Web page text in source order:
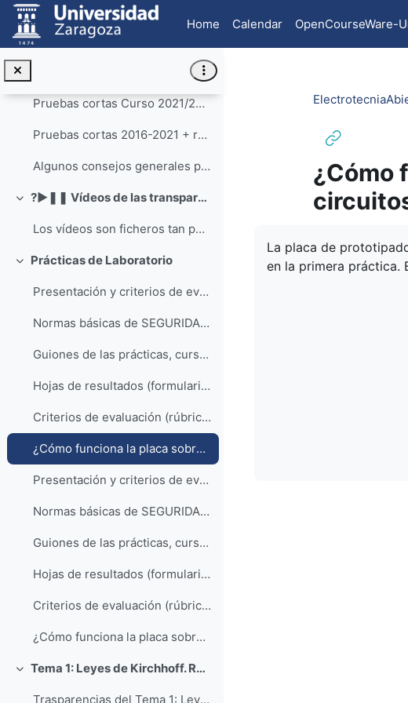
Skip to main content
Home
Calendar OpenCourseWare-
Enunciados de exámenes de cursos anteriores, con resultados
Pruebas cortas Curso 2021/22 (Enunciados, resultados y solución).
Pruebas cortas 2016-2021 + resultados numéricos
Algunos consejos generales para optimizar el aprendizaje (vídeo en inglés)
Collapse ?►❚❚ Vídeos de las transparencias de clase narradas ?▶
Los vídeos son ficheros tan pesados que han tenido...
Collapse
Prácticas de Laboratorio
Presentación y criterios de evaluación del Curso 2021_22.
Normas básicas de SEGURIDAD y compromiso de cumplimiento
Guiones de las prácticas, curso 2021_22 (sin las hojas/formularios de resultados)
Hojas de resultados (formularios) que hay que rellenar durante la prácticas (en la propia sesión de laboratorio).
Criterios de evaluación (rúbrica de las prácticas)
¿Cómo funciona la placa sobre la que se montan los circuitos?
Presentación y criterios de evaluación del Curso 2021_22.
Normas básicas de SEGURIDAD y compromiso de cumplimiento
Guiones de las prácticas, curso 2021_22 (sin las hojas/formularios de resultados)
Hojas de resultados (formularios) que hay que rellenar durante la prácticas (en la propia sesión de laboratorio).
Criterios de evaluación (rúbrica de las prácticas)
¿Cómo funciona la placa sobre la que se montan los circuitos?
Collapse Tema 1: Leyes de Kirchhoff. Referencias de polaridad.
Trasparencias del Tema 1: Leyes de Kirchhoff. Referencias de polaridad.
¿Cómo
La placa de
en la primera práctica.